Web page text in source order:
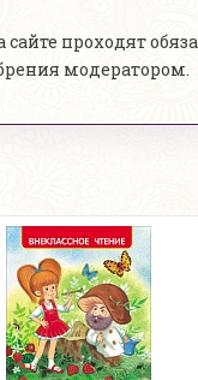
проходят
модератором.